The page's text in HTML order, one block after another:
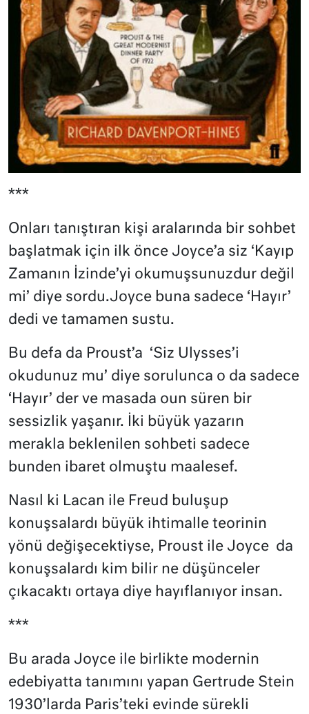
***
Onları tanıştıran kişi aralarında bir sohbet
başlatmak için ilk önce Joyce’a siz ‘Kayıp
Zamanın İzinde’yi okumuşsunuzdur değil
mi’ diye sordu.Joyce buna sadece ‘Hayır’
dedi ve tamamen sustu.
Bu defa da Proust’a ‘Siz Ulysses’i
okudunuz mu’ diye sorulunca o da sadece
‘Hayır’ der ve masada oun süren bir
sessizlik yaşanır. İki büyük yazarın
merakla beklenilen sohbeti sadece
bunden ibaret olmuştu maalesef.
Nasıl ki Lacan ile Freud buluşup
konuşsalardı büyük ihtimalle teorinin
yönü değişecektiyse, Proust ile Joyce da
konuşsalardı kim bilir ne düşünceler
çıkacaktı ortaya diye hayıflanıyor insan.
***
Bu arada Joyce ile birlikte modernin
edebiyatta tanımını yapan Gertrude Stein
1930’larda Paris’teki evinde sürekli